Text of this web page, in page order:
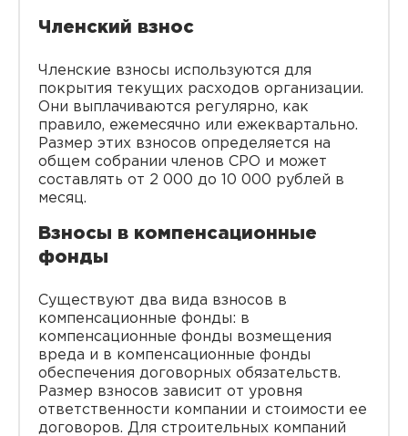
Членский взнос
Членские взносы используются для
покрытия текущих расходов организации.
Они выплачиваются регулярно, как
правило, ежемесячно или ежеквартально.
Размер этих взносов определяется на
общем собрании членов СРО и может
составлять от 2 000 до 10 000 рублей в
месяц.
Взносы в компенсационные
фонды
Существуют два вида взносов в
компенсационные фонды: в
компенсационные фонды возмещения
вреда и в компенсационные фонды
обеспечения договорных обязательств.
Размер взносов зависит от уровня
ответственности компании и стоимости ее
договоров. Для строительных компаний